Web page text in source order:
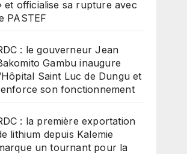
et officialise sa rupture avec
PASTEF
: le gouverneur Jean
Gambu inaugure
Saint Luc de Dungu et
son fonctionnement
: la première exportation
lithium depuis Kalemie
un tournant pour la